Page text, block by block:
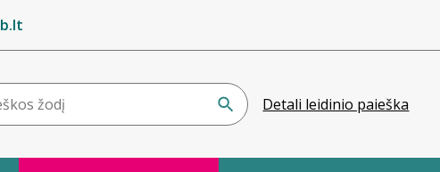
Detali leidinio paieška